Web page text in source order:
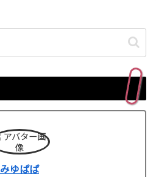
みゆぱぱ